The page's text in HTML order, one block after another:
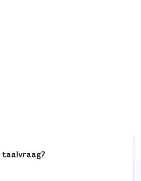
taalvraag?